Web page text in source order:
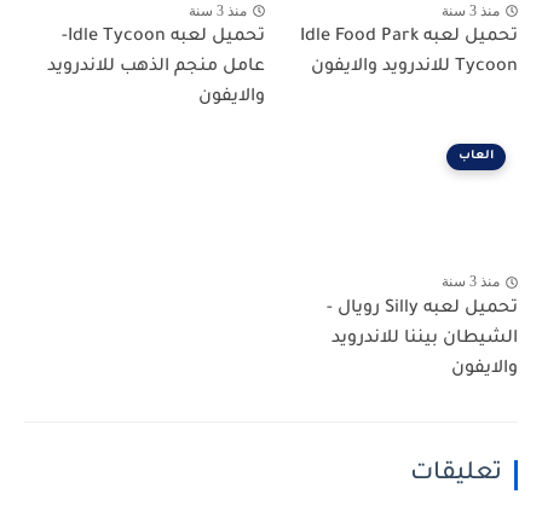
منذ 3 سنة
تحميل لعبه Idle Food Park
Tycoon للاندرويد والايفون
منذ 3 سنة
تحميل لعبه Idle Tycoon-
عامل منجم الذهب للاندرويد
والايفون
العاب
منذ 3 سنة
تحميل لعبه Silly رويال -
الشيطان بيننا للاندرويد
والايفون
تعليقات